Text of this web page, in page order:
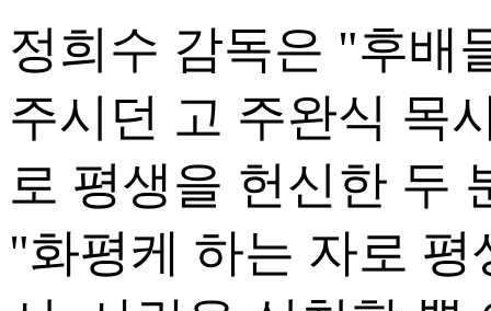
정희수 감독은 "후배
주시던 고 주완식 목
로 평생을 헌신한 두
"화평케 하는 자로